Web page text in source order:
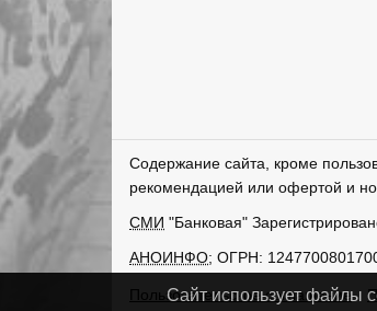
Содержание сайта, кроме
рекомендацией или офертой и
СМИ "Банковая"
АНОИНФО; ОГРН:
Пользовательское соглашение
Сайт использует файлы